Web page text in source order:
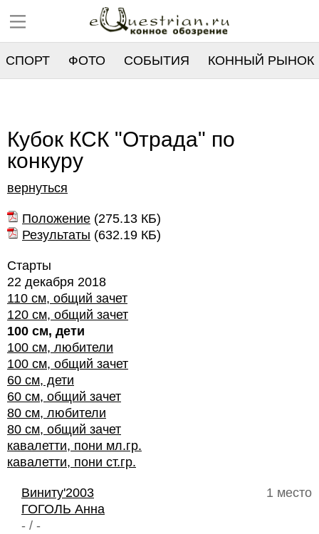
СПОРТ ФОТО СОБЫТИЯ КОННЫЙ РЫНОК
Кубок КСК "Отрада" по
конкуру
вернуться
Положение (275.13 КБ)
Результаты (632.19 КБ)
Старты
22 декабря 2018
110 см, общий зачет
120 см, общий зачет
100 см, дети
100 см, любители
100 см, общий зачет
60 см, дети
60 см, общий зачет
80 см, любители
80 см, общий зачет
кавалетти, пони мл.гр.
кавалетти, пони ст.гр.
1 место
Виниту'2003
ГОГОЛЬ Анна
- / -